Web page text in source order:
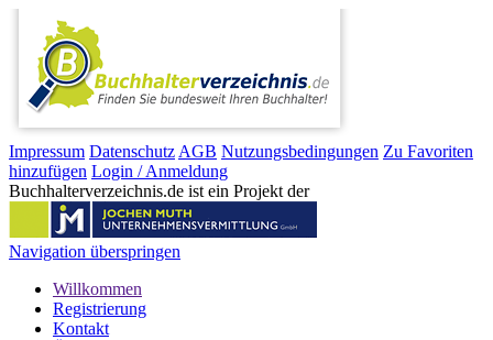
Impressum Datenschutz AGB Nutzungsbedingungen Zu Favoriten
hinzufügen Login / Anmeldung
Buchhalterverzeichnis.de ist ein Projekt der
Navigation überspringen
Willkommen
Registrierung
Kontakt